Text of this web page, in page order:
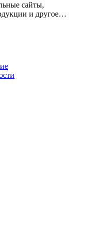
сайты,
и другое…